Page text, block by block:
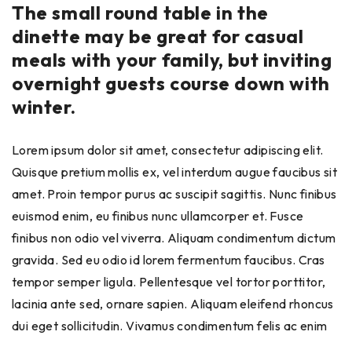
The small round table in the
dinette may be great for casual
meals with your family, but inviting
overnight guests course down with
winter.
Lorem ipsum dolor sit amet, consectetur adipiscing elit.
Quisque pretium mollis ex, vel interdum augue faucibus sit
amet. Proin tempor purus ac suscipit sagittis. Nunc finibus
euismod enim, eu finibus nunc ullamcorper et. Fusce
finibus non odio vel viverra. Aliquam condimentum dictum
gravida. Sed eu odio id lorem fermentum faucibus. Cras
tempor semper ligula. Pellentesque vel tortor porttitor,
lacinia ante sed, ornare sapien. Aliquam eleifend rhoncus
dui eget sollicitudin. Vivamus condimentum felis ac enim